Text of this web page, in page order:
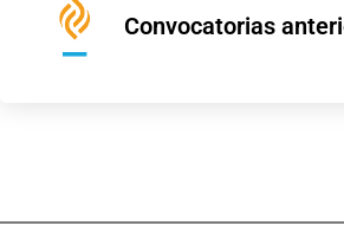
Convocatorias